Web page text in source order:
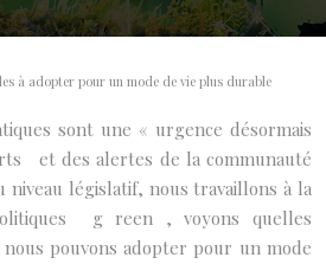
à adopter pour un mode de vie plus durable
sont une « urgence désormais
et des alertes de la communauté
niveau législatif, nous travaillons à la
g reen , voyons quelles
pouvons adopter pour un mode